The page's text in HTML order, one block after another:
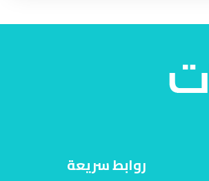
روابط سريعة